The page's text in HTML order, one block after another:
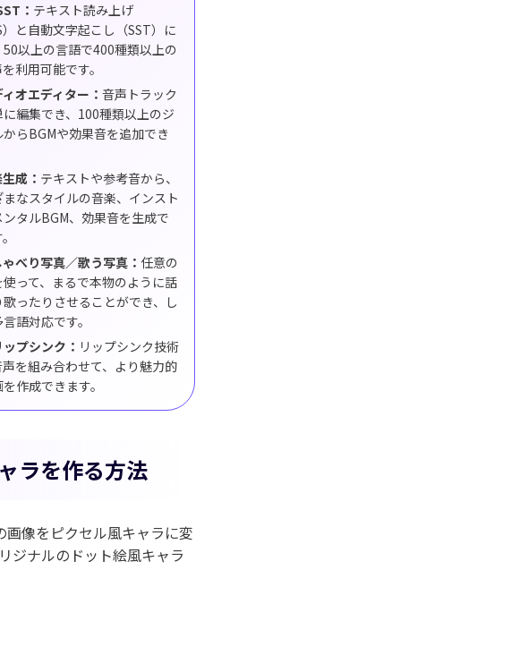
： テキスト読み上げ
）と自動文字起こし（SST）に
50以上の言語で400種類以上の
利用可能です。
オエディター：音声トラック
に編集でき、100種類以上のジ
からBGMや効果音を追加でき
成： テキストや参考音から、
まなスタイルの音楽、インスト
ンタルBGM、効果音を生成で
べり写真／歌う写真：任意の
使って、まるで本物のように話
歌ったりさせることができ、し
語対応です。
プシンク： リップシンク技術
声を組み合わせて、より魅力的
作成できます。
ラを作る方法
画像をピクセル風キャラに変
ジナルのドット絵風キャラ
能に 注目
に生成できます。
今すぐ試す